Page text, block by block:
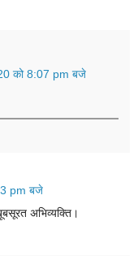
को 8:07 pm बजे
pm बजे
अभिव्यक्ति।